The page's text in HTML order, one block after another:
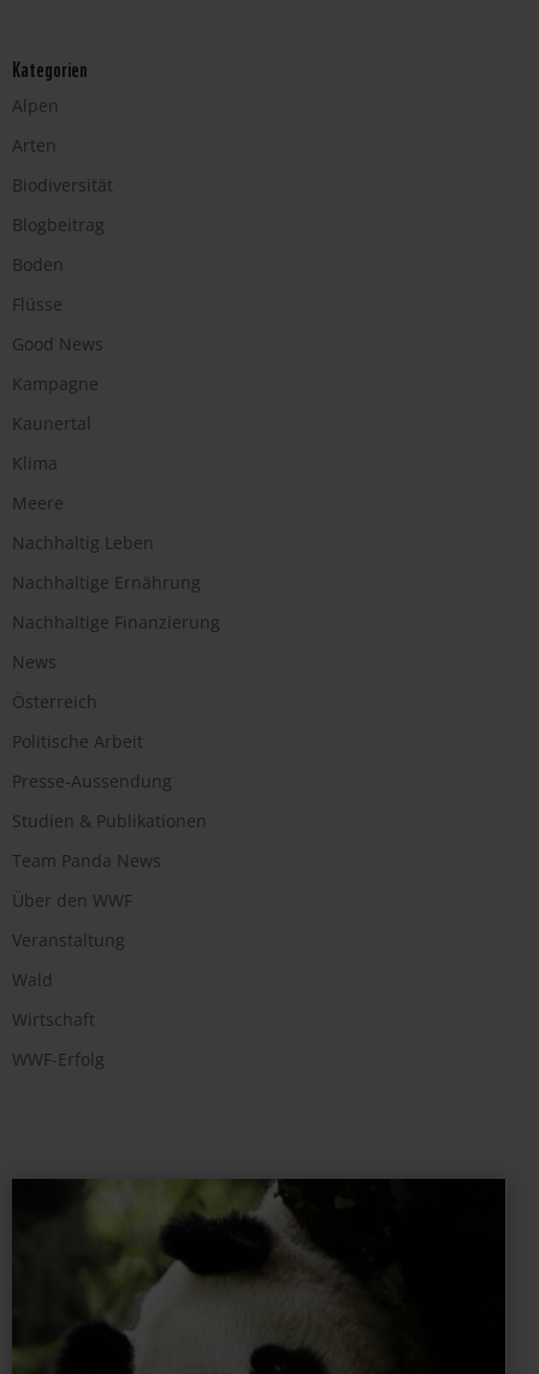
Kategorien
Alpen
Arten
Biodiversität
Blogbeitrag
Boden
Flüsse
Good News
Kampagne
Kaunertal
Klima
Meere
Nachhaltig Leben
Nachhaltige Ernährung
Nachhaltige Finanzierung
News
Österreich
Politische Arbeit
Presse-Aussendung
Studien & Publikationen
Team Panda News
Über den WWF
Veranstaltung
Wald
Wirtschaft
WWF-Erfolg